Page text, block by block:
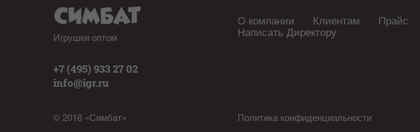
Игрушки оптом
+7 (495) 933 27 02
info@igr.ru
© 2018 «Симбат»
О компании Клиентам Прайс
Написать Директору
Политика конфиденциальности